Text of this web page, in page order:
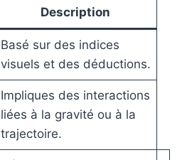
Description
Basé sur des indices
visuels et des déductions.
Impliques des interactions
liées à la gravité ou à la
trajectoire.